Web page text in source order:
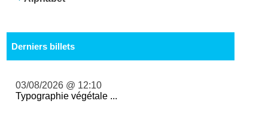
Derniers billets
03/08/2026 @ 12:10
Typographie végétale ...